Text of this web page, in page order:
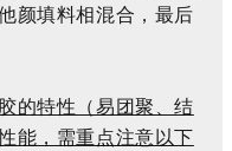
颜填料相混合，最后
的特性（易团聚、结
能，需重点注意以下